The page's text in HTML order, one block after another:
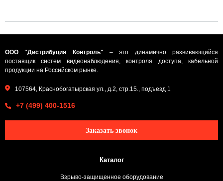
ООО "Дистрибуция Контроль" – это динамично развивающийся
поставщик систем видеонаблюдения, контроля доступа, кабельной
продукции на Российском рынке.
107564, Краснобогатырская ул., д.2, стр.15., подъезд 1
+7 (499) 400-1516
Заказать звонок
Каталог
Взрыво-защищенное оборудование